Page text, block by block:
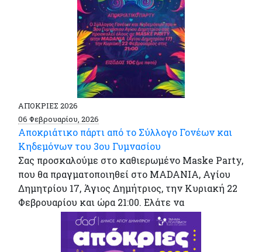
ΑΠΟΚΡΙΕΣ 2026
06 Φεβρουαρίου, 2026
Αποκριάτικο πάρτι από το Σύλλογο Γονέων και
Κηδεμόνων του 3ου Γυμνασίου
Σας προσκαλούμε στο καθιερωμένο Maske Party,
που θα πραγματοποιηθεί στο MADANIA, Αγίου
Δημητρίου 17, Άγιος Δημήτριος, την Κυριακή 22
Φεβρουαρίου και ώρα 21:00. Ελάτε να